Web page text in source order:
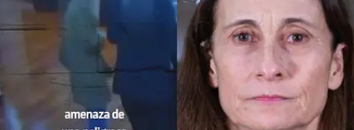
View this post on Instagram